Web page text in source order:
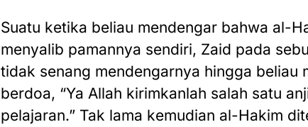
Suatu ketika beliau mendengar bahwa al-
menyalib pamannya sendiri, Zaid pada
tidak senang mendengarnya hingga beliau
berdoa, “Ya Allah kirimkanlah salah satu
pelajaran.” Tak lama kemudian al-Hakim